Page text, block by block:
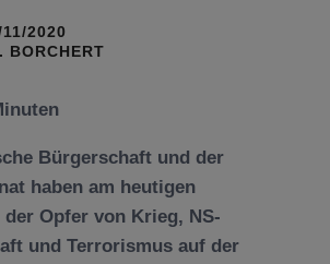
2020
BORCHERT
Bürgerschaft und der
haben am heutigen
Opfer von Krieg, NS-
und Terrorismus auf der